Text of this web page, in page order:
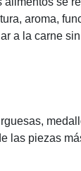
aroma,
a la carne
las piezas